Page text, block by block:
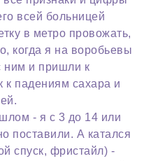
всей больницей
в метро провожать,
когда я на воробьевы
ним и пришли к
к падениям сахара и
- я с 3 до 14 или
поставили. А катался
спуск, фристайл) -